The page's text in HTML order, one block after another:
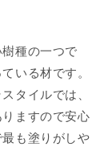
種の一つで
いる材です。
タイルでは、
ますので安心
も塗りがしや